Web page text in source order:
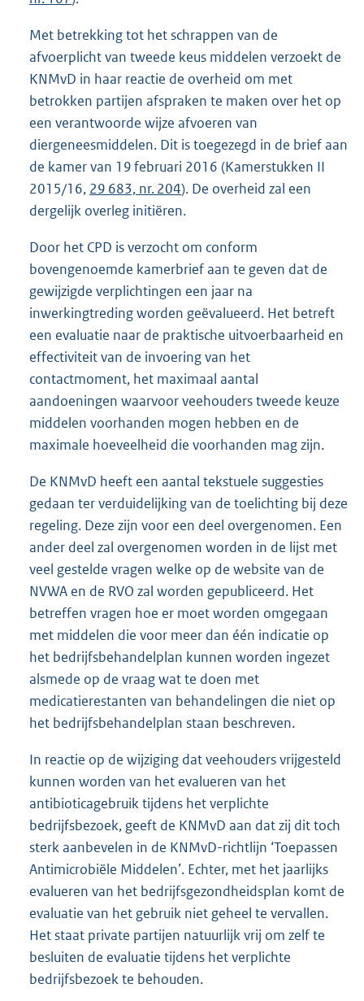
Met betrekking tot het schrappen van de
afvoerplicht van tweede keus middelen verzoekt de
KNMvD in haar reactie de overheid om met
betrokken partijen afspraken te maken over het op
een verantwoorde wijze afvoeren van
diergeneesmiddelen. Dit is toegezegd in de brief aan
de kamer van 19 februari 2016 (Kamerstukken II
2015/16, 29 683, nr. 204). De overheid zal een
dergelijk overleg initiëren.
Door het CPD is verzocht om conform
bovengenoemde kamerbrief aan te geven dat de
gewijzigde verplichtingen een jaar na
inwerkingtreding worden geëvalueerd. Het betreft
een evaluatie naar de praktische uitvoerbaarheid en
effectiviteit van de invoering van het
contactmoment, het maximaal aantal
aandoeningen waarvoor veehouders tweede keuze
middelen voorhanden mogen hebben en de
maximale hoeveelheid die voorhanden mag zijn.
De KNMvD heeft een aantal tekstuele suggesties
gedaan ter verduidelijking van de toelichting bij deze
regeling. Deze zijn voor een deel overgenomen. Een
ander deel zal overgenomen worden in de lijst met
veel gestelde vragen welke op de website van de
NVWA en de RVO zal worden gepubliceerd. Het
betreffen vragen hoe er moet worden omgegaan
met middelen die voor meer dan één indicatie op
het bedrijfsbehandelplan kunnen worden ingezet
alsmede op de vraag wat te doen met
medicatierestanten van behandelingen die niet op
het bedrijfsbehandelplan staan beschreven.
In reactie op de wijziging dat veehouders vrijgesteld
kunnen worden van het evalueren van het
antibioticagebruik tijdens het verplichte
bedrijfsbezoek, geeft de KNMvD aan dat zij dit toch
sterk aanbevelen in de KNMvD-richtlijn ‘Toepassen
Antimicrobiële Middelen’. Echter, met het jaarlijks
evalueren van het bedrijfsgezondheidsplan komt de
evaluatie van het gebruik niet geheel te vervallen.
Het staat private partijen natuurlijk vrij om zelf te
besluiten de evaluatie tijdens het verplichte
bedrijfsbezoek te behouden.